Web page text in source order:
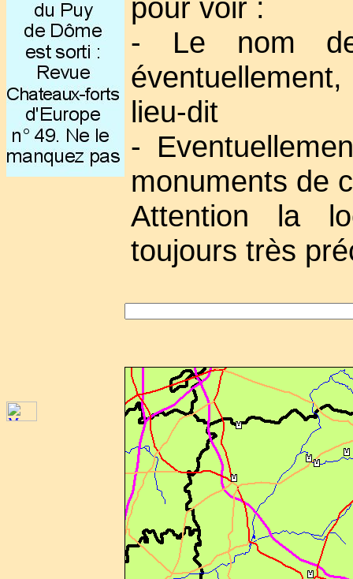
pour voir :
- Le nom
lieu-dit
-
monuments de
Attention la
toujours très